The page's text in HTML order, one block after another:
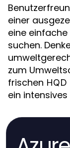
einer
eine
suchen.
zum
frischen HQD
ein